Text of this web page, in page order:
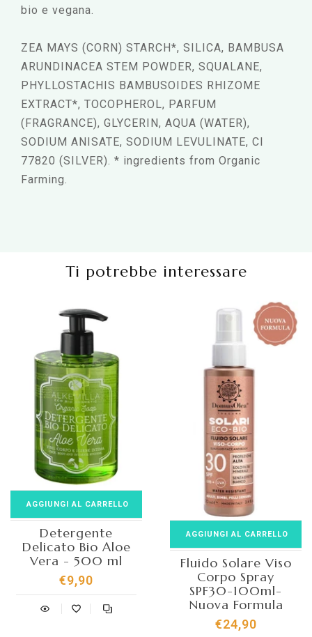
bio e vegana.
ZEA MAYS (CORN) STARCH*, SILICA, BAMBUSA
ARUNDINACEA STEM POWDER, SQUALANE,
PHYLLOSTACHIS BAMBUSOIDES RHIZOME
EXTRACT*, TOCOPHEROL, PARFUM
(FRAGRANCE), GLYCERIN, AQUA (WATER),
SODIUM ANISATE, SODIUM LEVULINATE, CI
77820 (SILVER). * ingredients from Organic
Farming.
Ti potrebbe interessare
AGGIUNGI AL CARRELLO
Detergente
Delicato Bio Aloe
Vera - 500 ml
€9,90
AGGIUNGI AL CARRELLO
Fluido Solare Viso
Corpo Spray
SPF30-100ml-
Nuova Formula
€24,90